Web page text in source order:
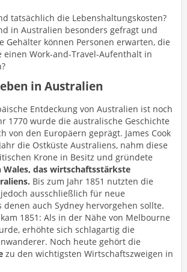
tatsächlich die Lebenshaltungskosten?
in Australien besonders gefragt und
Gehälter können Personen erwarten, die
Work-and-Travel-Aufenthalt in
in Australien
Entdeckung von Australien ist noch
1770 wurde die australische Geschichte
von den Europäern geprägt. James Cook
die Ostküste Australiens, nahm diese
Krone in Besitz und gründete
Wales, das wirtschaftsstärkste
Bis zum Jahr 1851 nutzten die
ausschließlich für neue
denen auch Sydney hervorgehen sollte.
1851: Als in der Nähe von Melbourne
erhöhte sich schlagartig die
Noch heute gehört die
zu den wichtigsten Wirtschaftszweigen in